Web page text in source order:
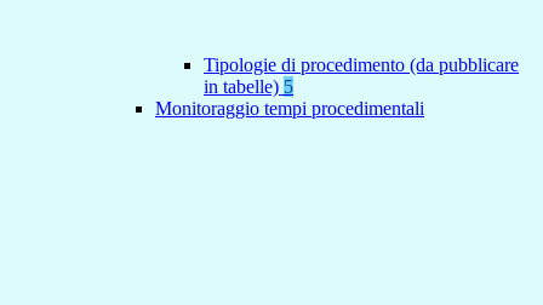
Tipologie di procedimento (da pubblicare
in tabelle) 5
Monitoraggio tempi procedimentali